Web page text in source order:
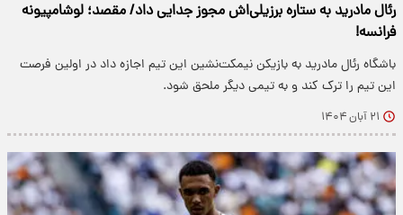
رئال مادرید به ستاره برزیلی‌اش مجوز جدایی داد/ مقصد؛ لوشامپیونه
فرانسه!
باشگاه رئال مادرید به بازیکن نیمکت‌نشین این تیم اجازه داد در اولین فرصت
این تیم را ترک کند و به تیمی دیگر ملحق شود.
۲۱ آبان ۱۴۰۴